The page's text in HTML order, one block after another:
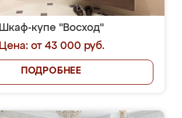
Шкаф-купе "Восход"
Цена: от 43 000 руб.
ПОДРОБНЕЕ